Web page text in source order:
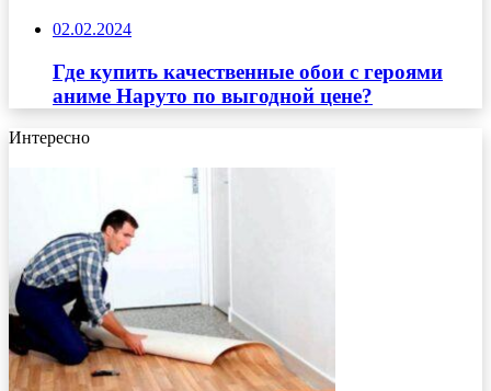
02.02.2024
Где купить качественные обои с героями
аниме Наруто по выгодной цене?
Интересно